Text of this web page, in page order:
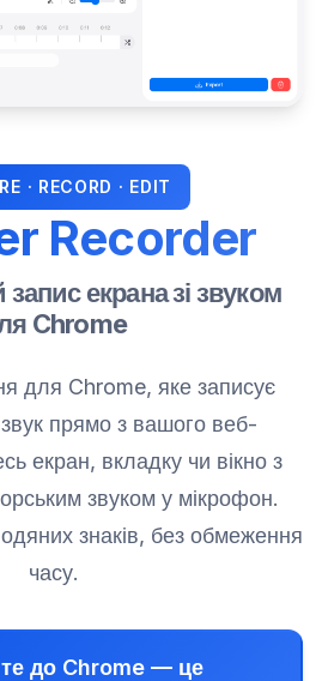
· RECORD · EDIT
Recorder
екрана зі звуком
Chrome
для Chrome, яке записує
звук прямо з вашого веб-
екран, вкладку чи вікно з
звуком у мікрофон.
знаків, без обмеження
часу.
до Chrome — це